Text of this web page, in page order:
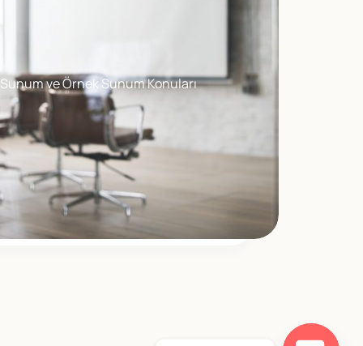
Sunum ve Örnek Sunum Konuları